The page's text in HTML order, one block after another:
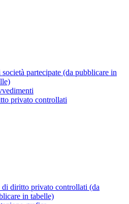
partecipate (da pubblicare in
privato controllati
di diritto privato controllati (da
in tabelle)